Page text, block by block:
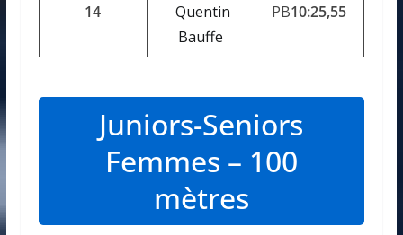
14
Quentin
Bauffe
PB10:25,55
Juniors-Seniors
Femmes – 100
mètres